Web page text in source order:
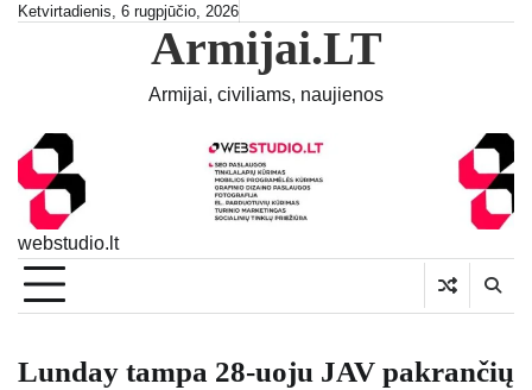
SkipKetvirtadienis, 6 rugpjūčio, 2026
Armijai.LT
Armijai, civiliams, naujienos
webstudio.lt
Lunday tampa 28-uoju JAV pakrančių